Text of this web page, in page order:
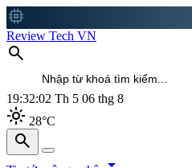
memory
Review Tech VN
search
19:32:04 Th 5 06 thg 8
light_mode 28°C
search